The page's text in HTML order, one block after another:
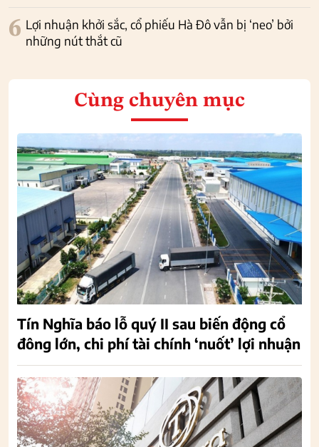
6 Lợi nhuận khởi sắc, cổ phiếu Hà Đô vẫn bị ‘neo’ bởi
những nút thắt cũ
Cùng chuyên mục
Tín Nghĩa báo lỗ quý II sau biến động cổ
đông lớn, chi phí tài chính ‘nuốt’ lợi nhuận